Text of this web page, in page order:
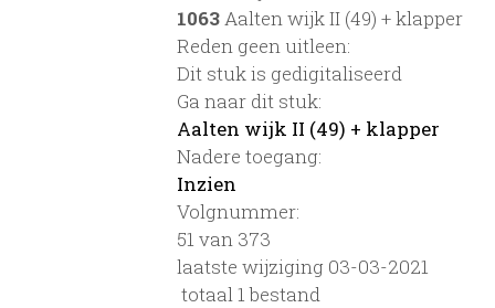
1063Aalten wijk II (49) + klapper
Reden geen uitleen:
Dit stuk is gedigitaliseerd
Ga naar dit stuk:
Aalten wijk II (49) + klapper
Nadere toegang:
Inzien
Volgnummer:
51 van 373
laatste wijziging 03-03-2021
totaal 1 bestand